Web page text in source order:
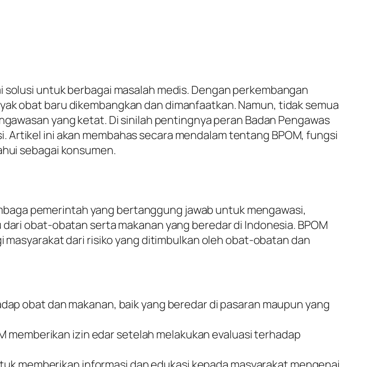
untuk berbagai masalah medis. Dengan perkembangan
obat baru dikembangkan dan dimanfaatkan. Namun, tidak semua
yang ketat. Di sinilah pentingnya peran Badan Pengawas
Artikel ini akan membahas secara mendalam tentang BPOM, fungsi
sebagai konsumen.
pemerintah yang bertanggung jawab untuk mengawasi,
obat-obatan serta makanan yang beredar di Indonesia. BPOM
dari risiko yang ditimbulkan oleh obat-obatan dan
obat dan makanan, baik yang beredar di pasaran maupun yang
memberikan izin edar setelah melakukan evaluasi terhadap